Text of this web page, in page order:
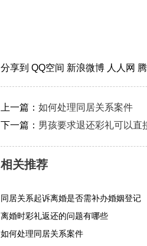
分享到 QQ空间 新浪微博 人人网
上一篇： 如何处理同居关系案件
下一篇： 男孩要求退还彩礼可以直
相关推荐
同居关系起诉离婚是否需补办婚姻登记
离婚时彩礼返还的问题有哪些
如何处理同居关系案件